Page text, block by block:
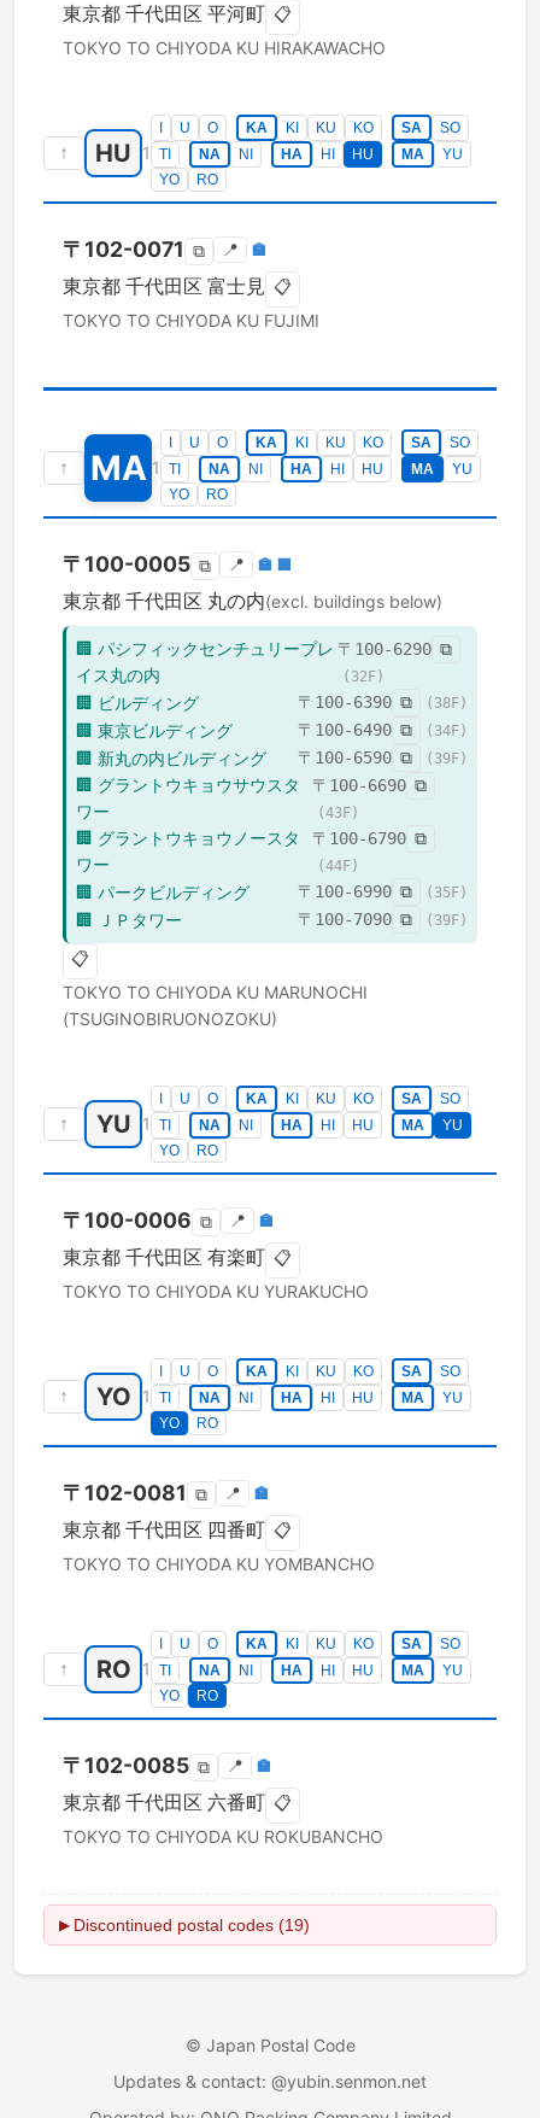
東京都 千代田区 平河町 📋
TOKYO TO CHIYODA KU HIRAKAWACHO
↑ HU 1
U O KA KI KU KO SA
SO
TI
NA NI HA HI HU MA
YU
YO
RO
〒 102-0071 ⧉ 📍 🏣
東京都 千代田区 富士見 📋
TOKYO TO CHIYODA KU FUJIMI
↑ MA 1
U O KA KI KU KO SA
SO
TI
NA NI HA HI HU MA
YU
YO
RO
〒 100-0005 ⧉ 📍 🏣 🏢
東京都 千代田区 丸の内(excl. buildings below)
🏢 パシフィックセンチュリープレ
イス丸の内
〒 100-6290 ⧉
( 32 F)
🏢 ビルディング 〒 100-6390 ⧉ ( 38F)
🏢 東京ビルディング 〒 100-6490 ⧉ ( 34F)
🏢 新丸の内ビルディング 〒 100-6590 ⧉ ( 39F)
🏢 グラントウキョウサウスタ
ワー
〒 100-6690 ⧉
(43F)
🏢 グラントウキョウノースタ
ワー
〒 100-6790 ⧉
(44F)
🏢 パークビルディング 〒 100-6990 ⧉ ( 35 F)
🏢 ＪＰタワー 〒 100-7090 ⧉ ( 39F)
📋
TOKYO TO CHIYODA KU MARUNOCHI
(TSUGINOBIRUONOZOKU)
↑ YU 1
U O KA KI KU KO SA
SO
TI
NA NI HA HI HU MA
YU
YO
RO
〒 100-0006 ⧉ 📍 🏣
東京都 千代田区 有楽町 📋
TOKYO TO CHIYODA KU YURAKUCHO
↑ YO 1
U O KA KI KU KO SA
SO
TI
NA NI HA HI HU MA
YU
YO
RO
〒 102-0081 ⧉ 📍 🏣
東京都 千代田区 四番町 📋
TOKYO TO CHIYODA KU YOMBANCHO
↑ RO 1
U O KA KI KU KO SA
SO
TI
NA NI HA HI HU MA
YU
YO
RO
〒 102-0085 ⧉ 📍 🏣
東京都 千代田区 六番町 📋
TOKYO TO CHIYODA KU ROKUBANCHO
▶ Discontinued postal codes (19)
© Japan Postal Code
Updates & contact: @yubin.senmon.net